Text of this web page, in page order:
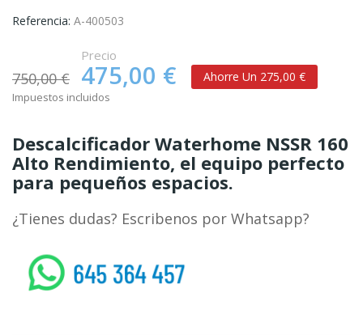
Referencia: A-400503
750,00 €
Precio
475,00 € Ahorre Un 275,00 €
Impuestos incluidos
​Descalcificador Waterhome NSSR 160
Alto Rendimiento, el equipo perfecto
para pequeños espacios.
¿Tienes dudas? Escribenos por Whatsapp?
whatsapp